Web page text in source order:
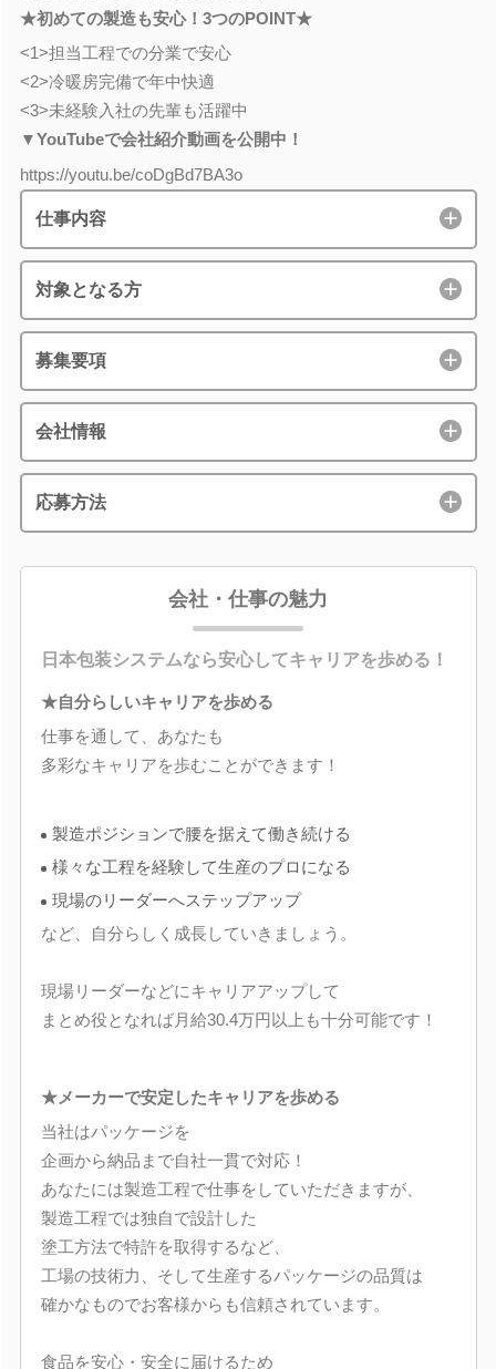
★初めての製造も安心！3つのPOINT★
<1>担当工程での分業で安心
<2>冷暖房完備で年中快適
<3>未経験入社の先輩も活躍中
▼YouTubeで会社紹介動画を公開中！
https://youtu.be/coDgBd7BA3o
仕事内容
対象となる方
募集要項
会社情報
応募方法
会社・仕事の魅力
日本包装システムなら安心してキャリアを歩める！
★自分らしいキャリアを歩める
仕事を通して、あなたも
多彩なキャリアを歩むことができます！
製造ポジションで腰を据えて働き続ける
様々な工程を経験して生産のプロになる
現場のリーダーへステップアップ
など、自分らしく成長していきましょう。
現場リーダーなどにキャリアアップして
まとめ役となれば月給30.4万円以上も十分可能です！
★メーカーで安定したキャリアを歩める
当社はパッケージを
企画から納品まで自社一貫で対応！
あなたには製造工程で仕事をしていただきますが、
製造工程では独自で設計した
塗工方法で特許を取得するなど、
工場の技術力、そして生産するパッケージの品質は
確かなものでお客様からも信頼されています。
食品を安心・安全に届けるため